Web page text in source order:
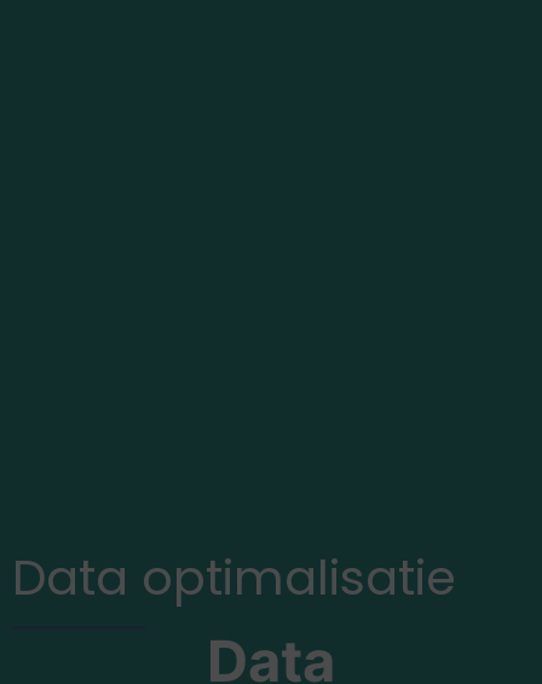
Data optimalisatie
Data